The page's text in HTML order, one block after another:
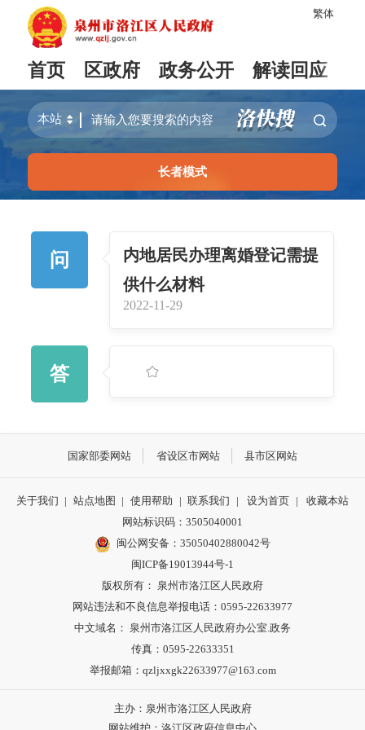
繁体
首页 区政府 政务公开 解读回应
长者模式
问
内地居民办理离婚登记需提
供什么材料
2022-11-29
答
国家部委网站 省设区市网站 县市区网站
关于我们 | 站点地图 | 使用帮助 | 联系我们 | 设为首页 |
收藏本站
网站标识码：3505040001
闽公网安备：35050402880042号
闽ICP备19013944号-1
版权所有： 泉州市洛江区人民政府
网站违法和不良信息举报电话：0595-22633977
中文域名： 泉州市洛江区人民政府办公室.政务
传真：0595-22633351
举报邮箱：qzljxxgk22633977@163.com
主办：泉州市洛江区人民政府